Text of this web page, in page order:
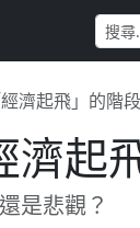
濟起飛」的階段
濟起
是悲觀？